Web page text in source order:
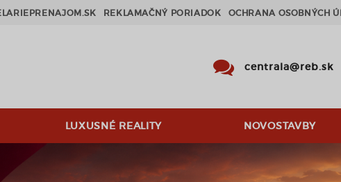
REKLAMAČNÝ PORIADOK OCHRANA OSOBNÝCH
centrala@reb.sk
LUXUSNÉ REALITY NOVOSTAVBY